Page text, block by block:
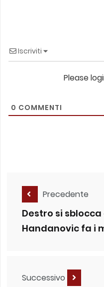
Iscriviti
Please
0 COMMENTI
Precedente
Destro si
Handanovic fa i
Successivo